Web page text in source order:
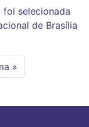
selecionada
de Brasília
»